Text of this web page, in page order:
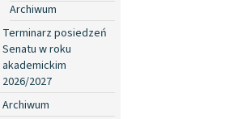
Archiwum
Terminarz posiedzeń
Senatu w roku
akademickim
2026/2027
Archiwum